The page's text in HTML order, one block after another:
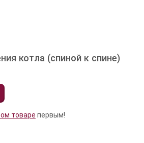
котла (спиной к спине)
товаре первым!